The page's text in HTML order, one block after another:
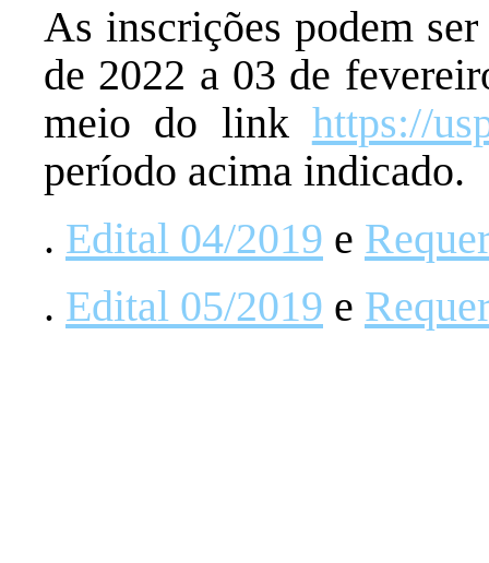
As inscrições podem
de 2022 a 03 de
meio do link https://
período acima indicado.
. Edital 04/2019 e
. Edital 05/2019 e